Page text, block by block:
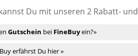
Du mit unseren 2 Rabatt- und
Gutschein bei FineBuyein?»
erfährst Du hier »